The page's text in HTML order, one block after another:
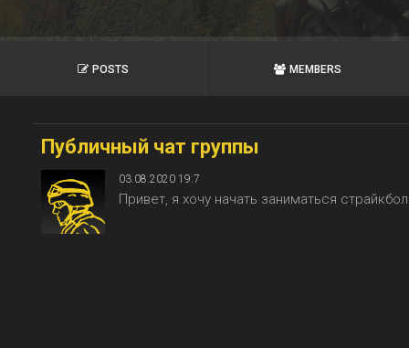
POSTS MEMBERS
Публичный чат группы
03.08.2020 19:7
Привет, я хочу начать заниматься